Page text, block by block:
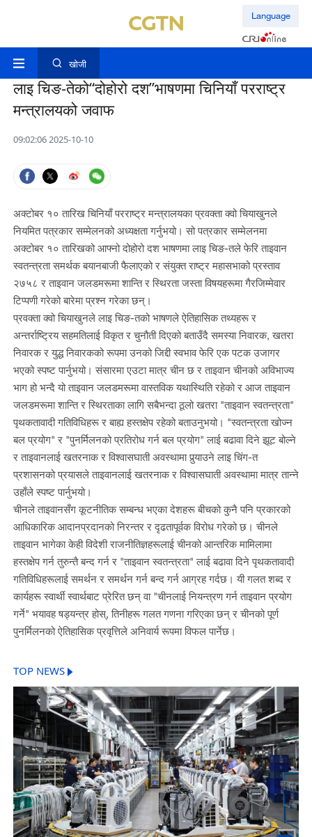
Language
खोजी
लाइ चिङ-तेको“दोहोरो दश”भाषणमा चिनियाँ परराष्ट्र
मन्त्रालयको जवाफ
09:02:06 2025-10-10
अक्टोबर १० तारिख चिनियाँ परराष्ट्र मन्त्रालयका प्रवक्ता क्वो चियाखुनले
नियमित पत्रकार सम्मेलनको अध्यक्षता गर्नुभयो। सो पत्रकार सम्मेलनमा
अक्टोबर १० तारिखको आफ्नो दोहोरो दश भाषणमा लाइ चिङ-तले फेरि ताइवान
स्वतन्त्रता समर्थक बयानबाजी फैलाएको र संयुक्त राष्ट्र महासभाको प्रस्ताव
२७५८ र ताइवान जलडमरूमा शान्ति र स्थिरता जस्ता विषयहरूमा गैरजिम्मेवार
टिप्पणी गरेको बारेमा प्रश्न गरेका छन्।
प्रवक्ता क्वो चियाखुनले लाइ चिङ-तको भाषणले ऐतिहासिक तथ्यहरू र
अन्तर्राष्ट्रिय सहमतिलाई विकृत र चुनौती दिएको बताउँदै समस्या निवारक, खतरा
निवारक र युद्ध निवारकको रूपमा उनको जिद्दी स्वभाव फेरि एक पटक उजागर
भएको स्पष्ट पार्नुभयो। संसारमा एउटा मात्र चीन छ र ताइवान चीनको अविभाज्य
भाग हो भन्दै यो ताइवान जलडमरूमा वास्तविक यथास्थिति रहेको र आज ताइवान
जलडमरूमा शान्ति र स्थिरताका लागि सबैभन्दा ठूलो खतरा "ताइवान स्वतन्त्रता"
पृथकतावादी गतिविधिहरू र बाह्य हस्तक्षेप रहेको बताउनुभयो। "स्वतन्त्रता खोज्न
बल प्रयोग" र "पुनर्मिलनको प्रतिरोध गर्न बल प्रयोग" लाई बढावा दिने झूट बोल्ने
र ताइवानलाई खतरनाक र विश्वासघाती अवस्थामा पुर्‍याउने लाइ चिंग-त
प्रशासनको प्रयासले ताइवानलाई खतरनाक र विश्वासघाती अवस्थामा मात्र तान्ने
उहाँले स्पष्ट पार्नुभयो।
चीनले ताइवानसँग कूटनीतिक सम्बन्ध भएका देशहरू बीचको कुनै पनि प्रकारको
आधिकारिक आदानप्रदानको निरन्तर र दृढतापूर्वक विरोध गरेको छ। चीनले
ताइवान भागेका केही विदेशी राजनीतिज्ञहरूलाई चीनको आन्तरिक मामिलामा
हस्तक्षेप गर्न तुरुन्तै बन्द गर्न र "ताइवान स्वतन्त्रता" लाई बढावा दिने पृथकतावादी
गतिविधिहरूलाई समर्थन र समर्थन गर्न बन्द गर्न आग्रह गर्दछ। यी गलत शब्द र
कार्यहरू स्वार्थी स्वार्थबाट प्रेरित छन् वा "चीनलाई नियन्त्रण गर्न ताइवान प्रयोग
गर्ने" भयावह षड्यन्त्र होस्, तिनीहरू गलत गणना गरिएका छन् र चीनको पूर्ण
पुनर्मिलनको ऐतिहासिक प्रवृत्तिले अनिवार्य रूपमा विफल पार्नेछ।
TOP NEWS